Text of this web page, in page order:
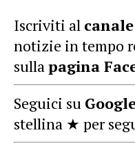
Iscriviti al
notizie in tempo
sullapagina
Seguici su
stellina ★ per